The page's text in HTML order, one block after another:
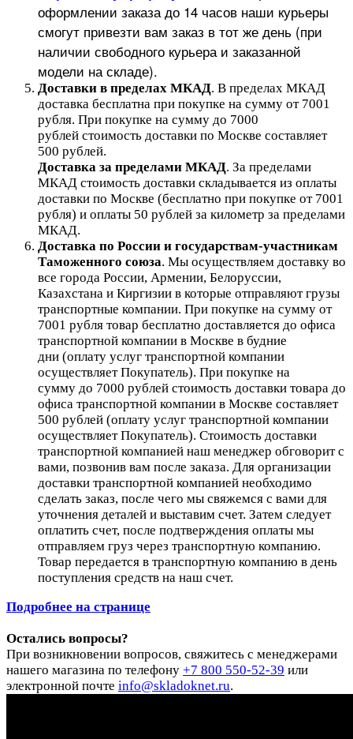
оформлении заказа до 14 часов наши курьеры
смогут привезти вам заказ в тот же день (при
наличии свободного курьера и заказанной
модели на складе).
Доставки в пределах МКАД. В пределах МКАД
доставка бесплатна при покупке на сумму от 7001
рубля. При покупке на сумму до 7000
рублей стоимость доставки по Москве составляет
500 рублей.
Доставка за пределами МКАД. За пределами
МКАД стоимость доставки складывается из оплаты
доставки по Москве (бесплатно при покупке от 7001
рубля) и оплаты 50 рублей за километр за пределами
МКАД.
Доставка по России и государствам-участникам
Таможенного союза. Мы осуществляем доставку во
все города России, Армении, Белоруссии,
Казахстана и Киргизии в которые отправляют грузы
транспортные компании. При покупке на сумму от
7001 рубля товар бесплатно доставляется до офиса
транспортной компании в Москве в будние
дни (оплату услуг транспортной компании
осуществляет Покупатель). При покупке на
сумму до 7000 рублей стоимость доставки товара до
офиса транспортной компании в Москве составляет
500 рублей (оплату услуг транспортной компании
осуществляет Покупатель). Стоимость доставки
транспортной компанией наш менеджер обговорит с
вами, позвонив вам после заказа. Для организации
доставки транспортной компанией необходимо
сделать заказ, после чего мы свяжемся с вами для
уточнения деталей и выставим счет. Затем следует
оплатить счет, после подтверждения оплаты мы
отправляем груз через транспортную компанию.
Товар передается в транспортную компанию в день
поступления средств на наш счет.
Подробнее на странице
Остались вопросы?
При возникновении вопросов, свяжитесь с менеджерами
нашего магазина по телефону +7 800 550-52-39 или
электронной почте info@skladoknet.ru.